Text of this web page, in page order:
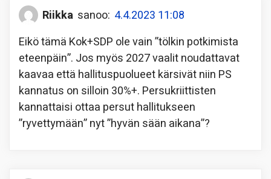
Riikka sanoo: 4.4.2023 11:08
Eikö tämä Kok+SDP ole vain ”tölkin potkimista
eteenpäin”. Jos myös 2027 vaalit noudattavat
kaavaa että hallituspuolueet kärsivät niin PS
kannatus on silloin 30%+. Persukriittisten
kannattaisi ottaa persut hallitukseen
”ryvettymään” nyt ”hyvän sään aikana”?